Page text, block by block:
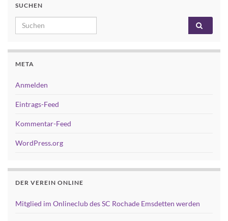
SUCHEN
Search for:
META
Anmelden
Eintrags-Feed
Kommentar-Feed
WordPress.org
DER VEREIN ONLINE
Mitglied im Onlineclub des SC Rochade Emsdetten werden